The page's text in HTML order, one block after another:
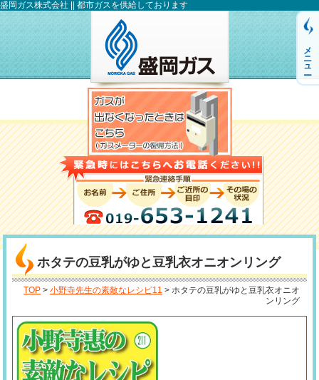
盛岡ガス株式会社 || 都市ガスを供給しております
メニュー
ホタテの豆乳がゆと豆乳衣オニオンリング
TOP > 小野寺先生の素敵なレシピ11 > ホタテの豆乳がゆと豆乳衣オニオ
ンリング